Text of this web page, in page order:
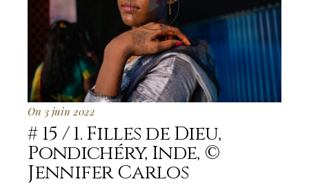
On 3 juin 2022
# 15 / 1. Filles de Dieu,
Pondichéry, Inde, ©
Jennifer Carlos